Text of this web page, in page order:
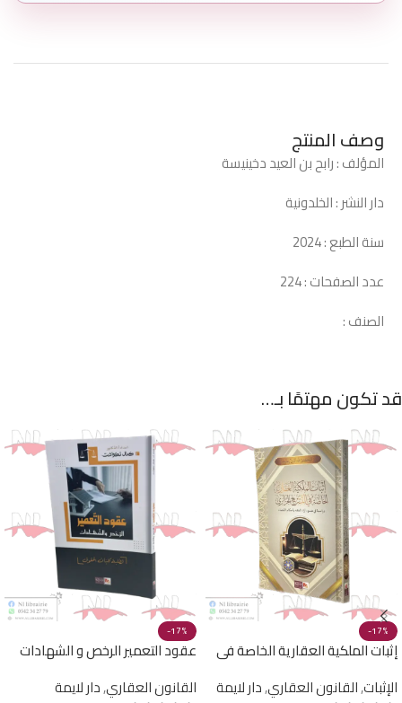
وصف المنتج
المؤلف : رابح بن العيد دخينيسة
دار النشر : الخلدونية
سنة الطبع : 2024
عدد الصفحات : 224
الصنف :
قد تكون مهتمًا بـ…
-17%
إثبات الملكية العقارية الخاصة في
الإثبات,القانون العقاري,دار لايمة
-17%
عقود التعمير الرخص و الشهادات
القانون العقاري,دار لايمة